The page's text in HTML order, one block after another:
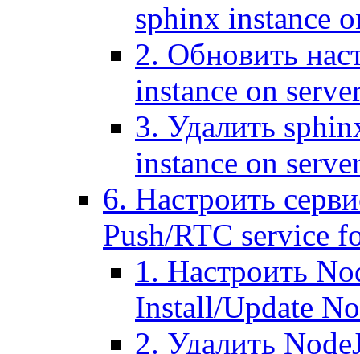
sphinx instance
2. Обновить
instance on
3. Удалить
instance on
6. Настроить
Push/RTC service
1. Настроить
Install/Update
2. Удалить